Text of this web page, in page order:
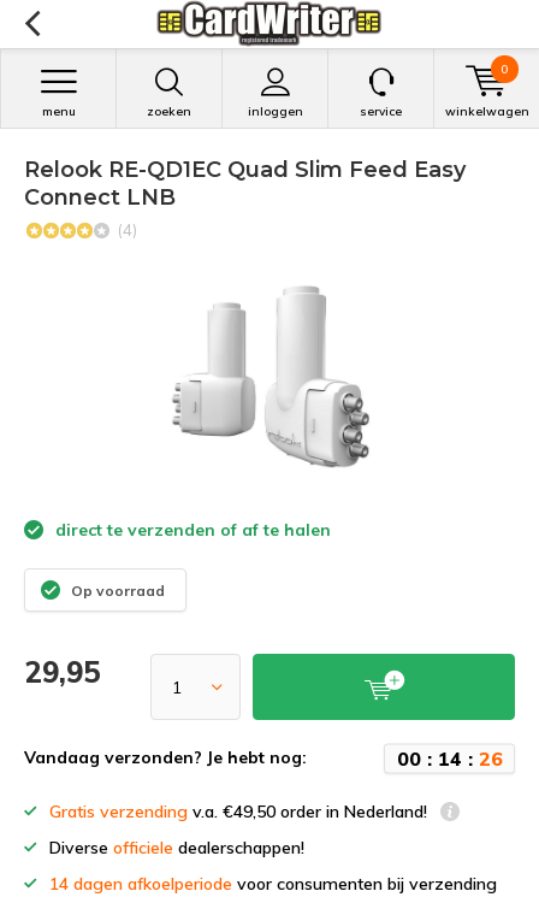
zoeken inloggen
menu service winkelwagen
0
Relook RE-QD1EC Quad Slim Feed Easy
Connect LNB
(4)
direct te verzenden of af te halen
Op voorraad
29,95
Vandaag verzonden? Je hebt nog: 00: 14 : 26
Gratis verzending v.a. €49,50 order in Nederland!
Diverse officiele dealerschappen!
14 dagen afkoelperiode voor consumenten bij verzending